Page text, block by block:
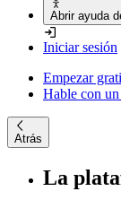
Abrir ayuda
Iniciar sesión
Empezar
Hable con
Atrás
La